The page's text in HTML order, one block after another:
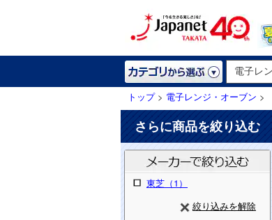
トップ> 電子レンジ・オーブン >
さらに商品を絞り込む
東芝（1）
絞り込みを解除